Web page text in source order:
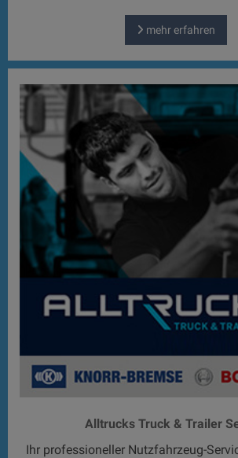
mehr erfahren
Alltrucks Truck & Trailer
Ihr professioneller Nutzfahrzeug-